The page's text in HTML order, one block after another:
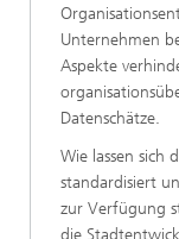
Unternehmen
Aspekte
Datenschätze.
​Wie lassen sich
standardisiert
zur Verfügung